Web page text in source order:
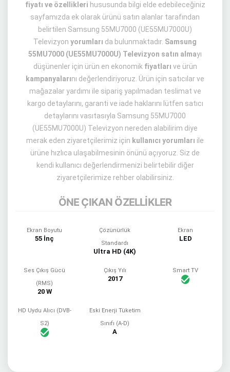
fiyatı ve özellikleri hususunda bilgi elde edebileceğiniz
sayfamızda ek olarak ürünü satın alanlar tarafından
belirtilen Samsung 55MU7000 (UE55MU7000U)
Televizyon yorumları da bulunmaktadır. Samsung
55MU7000 (UE55MU7000U) Televizyon satın almayı
düşünenler için ürün en ekonomik fiyatları ve ürün
kampanyalarını değerlendiriyoruz. Ürün için satıcılar ve
mağazalar yardımı ile sipariş yapılmadan teslimat ve
kargo detaylarını, garanti ve iade haklarını lütfen satıcı
detaylarını vasıtasıyla Samsung 55MU7000
(UE55MU7000U) Televizyon nereden alabilirim diye
merak eden ziyaretçilerimiz için kullanıcı yorumları ile
ürüne hızlıca ulaşabilmesinin önünü açıyoruz. Siz de
kendi kullanıcı değerlendirmenizi belirtebilir diğer
ziyaretçilerimize rehber olabilirsiniz.
ÖNE ÇIKAN ÖZELLİKLER
Ekran Boyutu
55 İnç
Çözünürlük
Standardı
Ultra HD (4K)
Ekran
LED
Ses Çıkış Gücü
(RMS)
20 W
Çıkış Yılı
2017
Smart TV
HD Uydu Alıcı (DVB-
S2)
Eski Enerji Tüketim
Sınıfı (A-D)
A